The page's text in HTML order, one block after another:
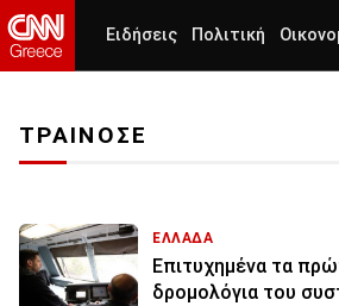
Ειδήσεις Πολιτική
ΤΡΑΙΝΟΣΕ
ΕΛΛΑΔΑ
Επιτυχημένα τα
δρομολόγια του